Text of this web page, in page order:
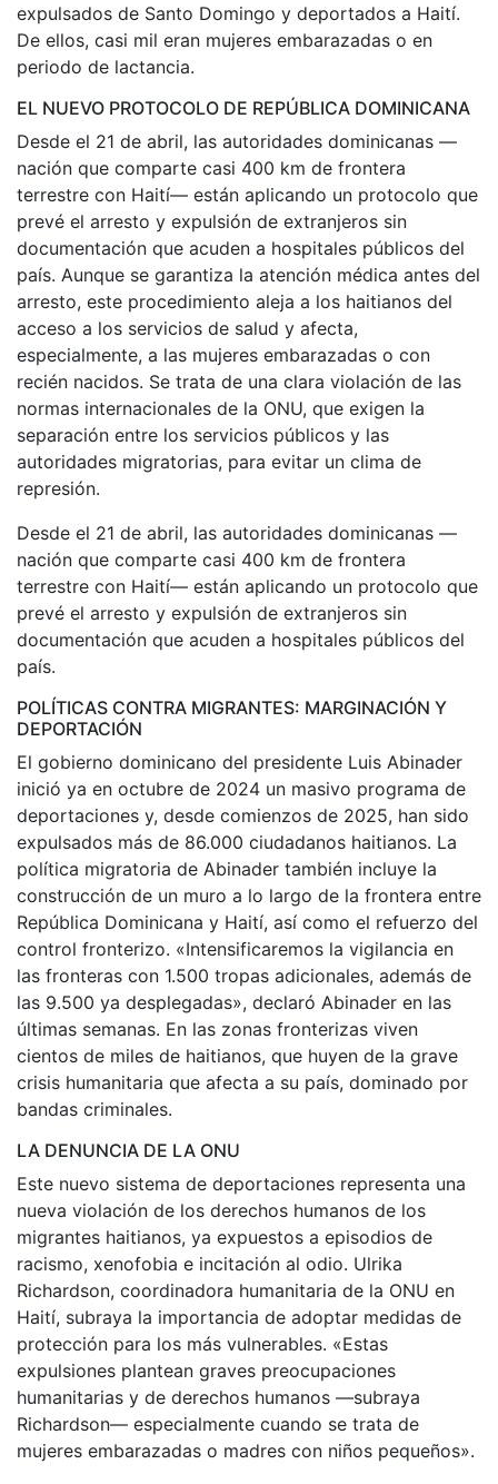
expulsados de Santo Domingo y deportados a Haití.
De ellos, casi mil eran mujeres embarazadas o en
periodo de lactancia.
EL NUEVO PROTOCOLO DE REPÚBLICA DOMINICANA
Desde el 21 de abril, las autoridades dominicanas —
nación que comparte casi 400 km de frontera
terrestre con Haití— están aplicando un protocolo que
prevé el arresto y expulsión de extranjeros sin
documentación que acuden a hospitales públicos del
país. Aunque se garantiza la atención médica antes del
arresto, este procedimiento aleja a los haitianos del
acceso a los servicios de salud y afecta,
especialmente, a las mujeres embarazadas o con
recién nacidos. Se trata de una clara violación de las
normas internacionales de la ONU, que exigen la
separación entre los servicios públicos y las
autoridades migratorias, para evitar un clima de
represión.
Desde el 21 de abril, las autoridades dominicanas —
nación que comparte casi 400 km de frontera
terrestre con Haití— están aplicando un protocolo que
prevé el arresto y expulsión de extranjeros sin
documentación que acuden a hospitales públicos del
país.
POLÍTICAS CONTRA MIGRANTES: MARGINACIÓN Y
DEPORTACIÓN
El gobierno dominicano del presidente Luis Abinader
inició ya en octubre de 2024 un masivo programa de
deportaciones y, desde comienzos de 2025, han sido
expulsados más de 86.000 ciudadanos haitianos. La
política migratoria de Abinader también incluye la
construcción de un muro a lo largo de la frontera entre
República Dominicana y Haití, así como el refuerzo del
control fronterizo. «Intensificaremos la vigilancia en
las fronteras con 1.500 tropas adicionales, además de
las 9.500 ya desplegadas», declaró Abinader en las
últimas semanas. En las zonas fronterizas viven
cientos de miles de haitianos, que huyen de la grave
crisis humanitaria que afecta a su país, dominado por
bandas criminales.
LA DENUNCIA DE LA ONU
Este nuevo sistema de deportaciones representa una
nueva violación de los derechos humanos de los
migrantes haitianos, ya expuestos a episodios de
racismo, xenofobia e incitación al odio. Ulrika
Richardson, coordinadora humanitaria de la ONU en
Haití, subraya la importancia de adoptar medidas de
protección para los más vulnerables. «Estas
expulsiones plantean graves preocupaciones
humanitarias y de derechos humanos —subraya
Richardson— especialmente cuando se trata de
mujeres embarazadas o madres con niños pequeños».